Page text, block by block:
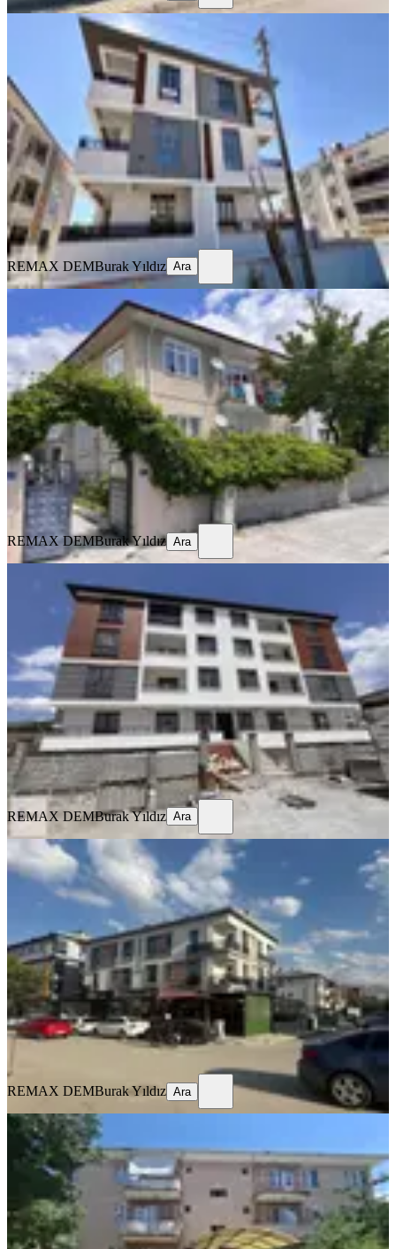
SIFIR BİNA
Remax Dem'den Kazim Karabekir
Mah. 2+1 Ara Kat Fırsat Daire
Merkez, Kazım Karabekir Mahallesi
2+1
100 m²·2. Kat·23.07.2026
21.000 ₺
REMAX DEMBurak Yıldız
Ara
REMAX DEMBurak Yıldız Ara
BALKONLU
Remax Dem'den İnönü Mah. Kiralık
3+1 Daire
Merkez, Yavuz Selim Mahallesi
3+1·125 m²·Yüksek giriş·23.07.2026
13.000 ₺
REMAX DEMBurak Yıldız
Ara
REMAX DEMBurak Yıldız Ara
Remax Dem'den Cumhuriyet Mah.
2+1 Kiralık Daire
Merkez, Başbağlar Mahallesi
2+1·90 m²· 1. Kat 19.07.2026
20.000 ₺
REMAX DEMBurak Yıldız
REMAX DEMBurak Yıldız Ara
MANZARALI
%9
Remax Dem'den Merkezi Konumda
Eşyalı Kiralık 1+1 Daire
Merkez, İnönü Mahallesi
1+1
65 m²·1. Kat·17.07.2026
20.000 ₺ 22.000 ₺
REMAX DEMBurak Yıldız
REMAX DEMBurak Yıldız Ara
MANZARALI
Geniş 3+1 Kiralık Daire
Merkez, Ergenekon Mahallesi
3+1·135 m² 3. Kat 17.07.2026